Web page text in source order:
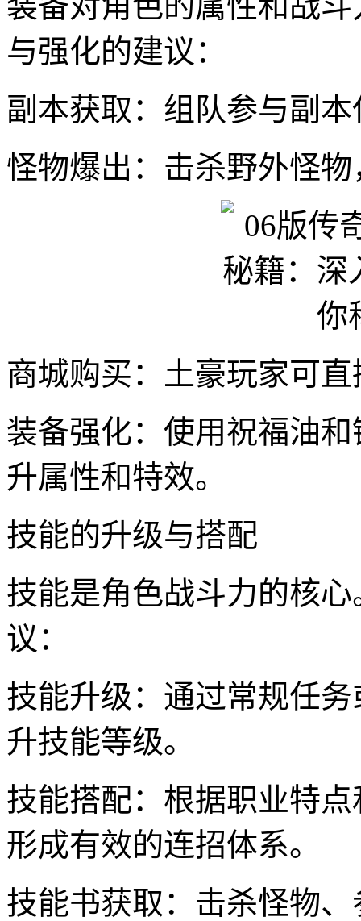
与强化的建议：
副本获取：组队参与副
怪物爆出：击杀野外怪
商城购买：土豪玩家可
装备强化：使用祝福油
升属性和特效。
技能的升级与搭配
技能是角色战斗力的核
议：
技能升级：通过常规任
升技能等级。
技能搭配：根据职业特
形成有效的连招体系。
技能书获取：击杀怪物